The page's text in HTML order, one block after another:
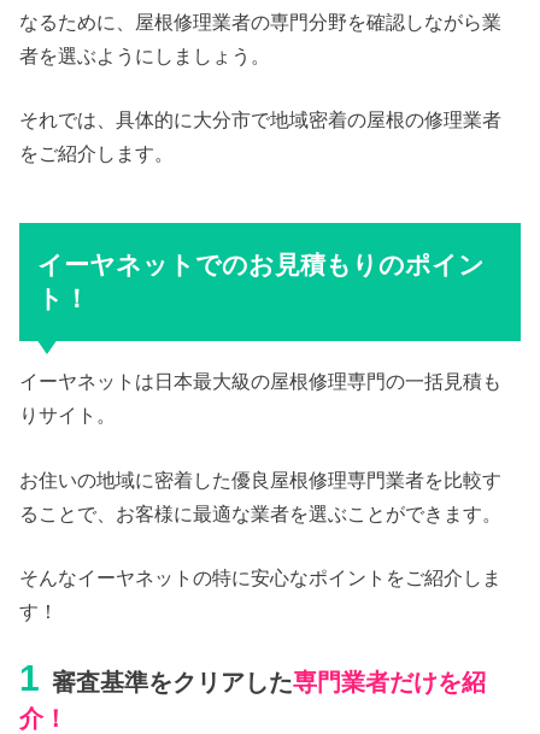
なるために、屋根修理業者の専門分野を確認しながら業
者を選ぶようにしましょう。
それでは、具体的に大分市で地域密着の屋根の修理業者
をご紹介します。
イーヤネットでのお見積もりのポイン
ト！
イーヤネットは日本最大級の屋根修理専門の一括見積も
りサイト。
お住いの地域に密着した優良屋根修理専門業者を比較す
ることで、お客様に最適な業者を選ぶことができます。
そんなイーヤネットの特に安心なポイントをご紹介しま
す！
1 審査基準をクリアした専門業者だけを紹
介！